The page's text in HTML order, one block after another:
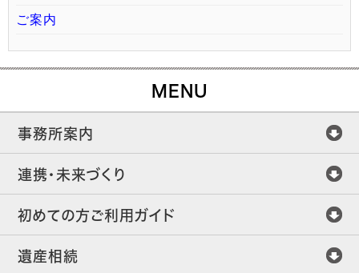
ご案内
MENU
事務所案内
連携・未来づくり
初めての方ご利用ガイド
遺産相続